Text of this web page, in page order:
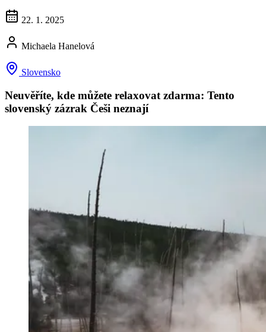
22. 1. 2025
Michaela Hanelová
Slovensko
Neuvěříte, kde můžete relaxovat zdarma: Tento
slovenský zázrak Češi neznají